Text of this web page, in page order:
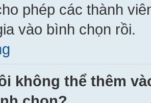
phép các thành
vào bình chọn rồi.
không thể thêm